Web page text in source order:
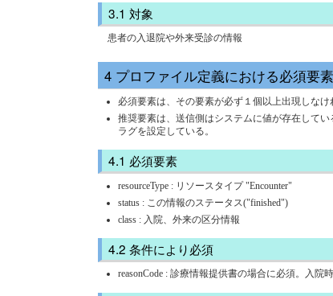
対象
患者の入退院や外来受診の情報
プロファイル定義における必須要
必須要素は、その要素が必ず１個以上出現しなけ
推奨要素は、送信側はシステムに値が存在して
ラグを設定している。
必須要素
resourceType : リソースタイプ "Encounter"
status : この情報のステータス("finished")
class : 入院、外来の区分情報
条件により必須
reasonCode : 診療情報提供書の場合に必須。入院